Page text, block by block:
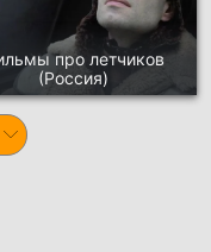
про летчиков
(Россия)